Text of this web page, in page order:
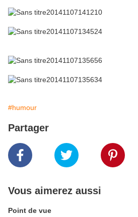
#humour
Partager
Vous aimerez aussi
Point de vue